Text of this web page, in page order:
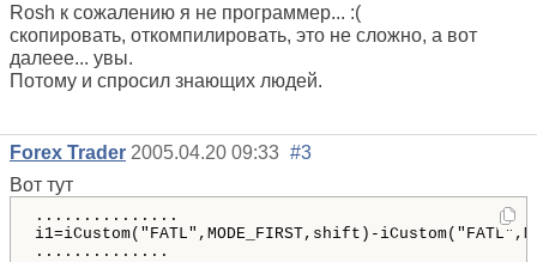
Rosh к сожалению я не программер... :(
скопировать, откомпилировать, это не сложно, а вот
далеее... увы.
Потому и спросил знающих людей.
Forex Trader 2005.04.20 09:33 #3
Вот тут
...............
i1=iCustom("FATL",MODE_FIRST,shift)-
..............